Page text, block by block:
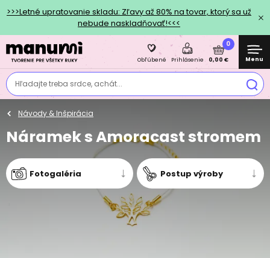
>>>Letné upratovanie skladu: Zľavy až 80% na tovar, ktorý sa už
nebude naskladňovať!<<<
Hľadajte treba srdce, achát...
Obľúbené Prihlásenie
0
0,00 € Menu
Návody & Inšpirácia
Náramek s Amoracast stromem
Fotogaléria Postup výroby